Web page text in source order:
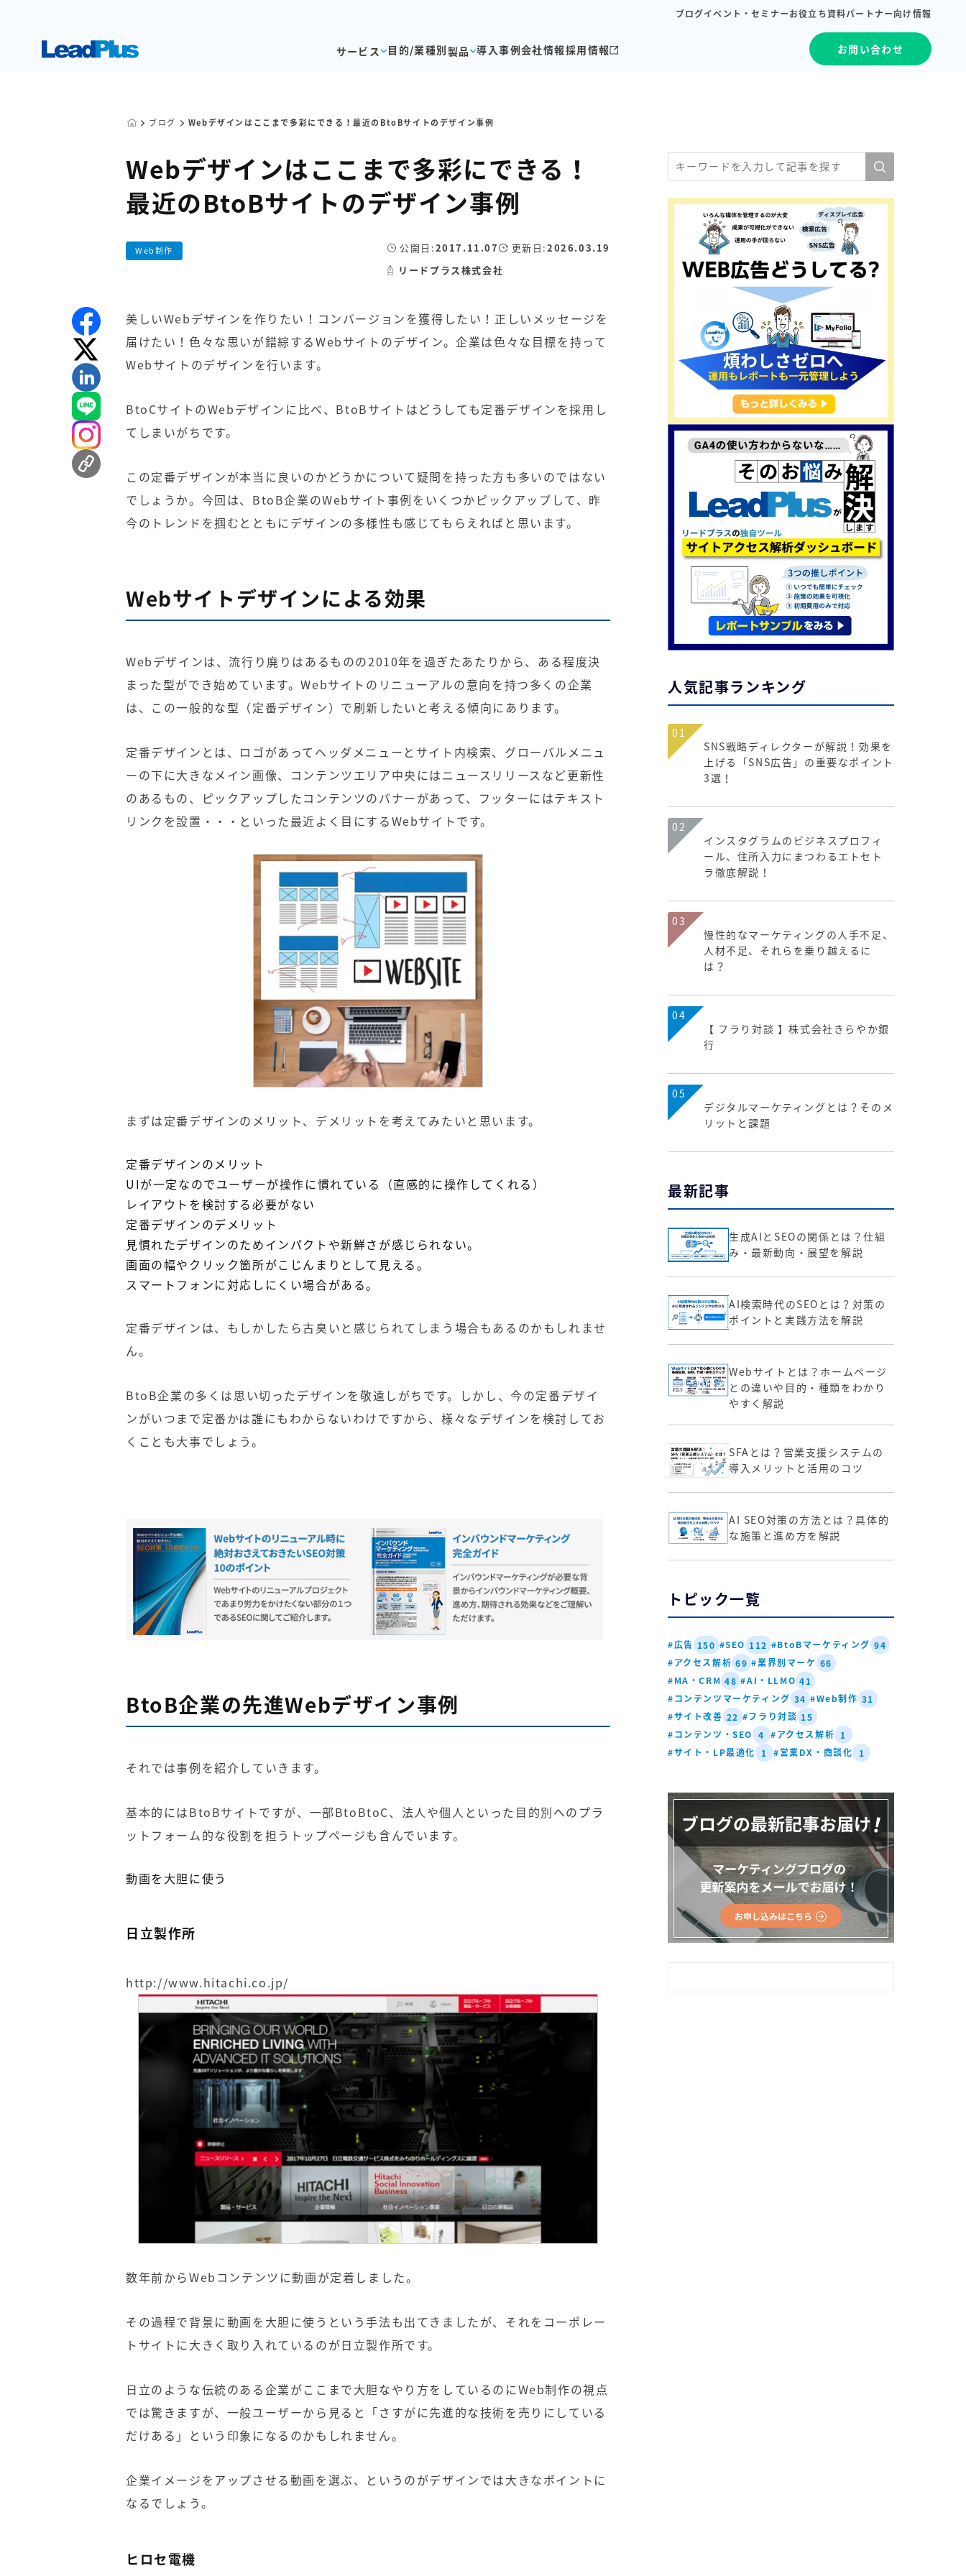
ブログイベント・セミナーお役立ち資料パートナー向け情報
サービス 目的/業種別製品 導入事例会社情報採用情報 お問い合わせ
ブログ Webデザインはここまで多彩にできる！最近のBtoBサイトのデザイン事例
Webデザインはここまで多彩にできる！
最近のBtoBサイトのデザイン事例
Web制作 公開日:2017.11.07 更新日:2026.03.19
リードプラス株式会社
美しいWebデザインを作りたい！ コンバージョンを獲得したい！正しいメッセージを
届けたい！色々な思いが錯綜するWebサイトのデザイン。企業は色々な目標を持って
Webサイトのデザインを行います。
BtoCサイトのWebデザインに比べ、BtoBサイトはどうしても定番デザインを採用し
てしまいがちです。
この定番デザインが本当に良いのかどうかについて疑問を持った方も多いのではない
でしょうか。今回は、BtoB企業のWebサイト事例をいくつかピックアップして、昨
今のトレンドを掴むとともにデザインの多様性も感じてもらえればと思います。
Webサイトデザインによる効果
Webデザインは、流行り廃りはあるものの2010年を過ぎたあたりから、ある程度決
まった型ができ始めています。Webサイトのリニューアルの意向を持つ多くの企業
は、この一般的な型（定番デザイン）で刷新したいと考える傾向にあります。
定番デザインとは、ロゴがあってヘッダメニューとサイト内検索、グローバルメニュ
ーの下に大きなメイン画像、コンテンツエリア中央にはニュースリリースなど更新性
のあるもの、ピックアップしたコンテンツのバナーがあって、フッターにはテキスト
リンクを設置・・・といった最近よく目にするWebサイトです。
まずは定番デザインのメリット、デメリットを考えてみたいと思います。
定番デザインのメリット
UIが一定なのでユーザーが操作に慣れている（直感的に操作してくれる）
レイアウトを検討する必要がない
定番デザインのデメリット
見慣れたデザインのためインパクトや新鮮さが感じられない。
画面の幅やクリック箇所がこじんまりとして見える。
スマートフォンに対応しにくい場合がある。
定番デザインは、もしかしたら古臭いと感じられてしまう場合もあるのかもしれませ
ん。
BtoB企業の多くは思い切ったデザインを敬遠しがちです。しかし、今の定番デザイ
ンがいつまで定番かは誰にもわからないわけですから、様々なデザインを検討してお
くことも大事でしょう。
BtoB企業の先進Webデザイン事例
それでは事例を紹介していきます。
基本的にはBtoBサイトですが、一部BtoBtoC、法人や個人といった目的別へのプラ
ットフォーム的な役割を担うトップページも含んでいます。
動画を大胆に使う
日立製作所
http://www.hitachi.co.jp/
数年前からWebコンテンツに動画が定着しました。
その過程で背景に動画を大胆に使うという手法も出てきましたが、それをコーポレー
トサイトに大きく取り入れているのが日立製作所です。
日立のような伝統のある企業がここまで大胆なやり方をしているのにWeb制作の視点
では驚きますが、一般ユーザーから見ると「さすがに先進的な技術を売りにしている
だけある」という印象になるのかもしれません。
企業イメージをアップさせる動画を選ぶ、というのがデザインでは大きなポイントに
なるでしょう。
ヒロセ電機
人気記事ランキング
01
SNS戦略ディレクターが解説！効果を
上げる「SNS広告」の重要なポイント
3選！
02
インスタグラムのビジネスプロフィ
ール、住所入力にまつわるエトセト
ラ徹底解説！
03
慢性的なマーケティングの人手不足、
人材不足、それらを乗り越えるに
は？
04
【 フラり対談 】株式会社きらやか銀
行
05
デジタルマーケティングとは？そのメ
リットと課題
最新記事
生成AIとSEOの関係とは？仕組
み・最新動向・展望を解説
AI検索時代のSEOとは？対策の
ポイントと実践方法を解説
Webサイトとは？ホームページ
との違いや目的・種類をわかり
やすく解説
SFAとは？営業支援システムの
導入メリットと活用のコツ
AI SEO対策の方法とは？具体的
な施策と進め方を解説
トピック一覧
#広告 150 #SEO 112 #BtoBマーケティング 94
#アクセス解析 69 #業界別マーケ 66
#MA・CRM 48 #AI・LLMO 41
#コンテンツマーケティング 34 #Web制作 31
#サイト改善 22 #フラり対談 15
#コンテンツ・SEO 4 #アクセス解析 1
#サイト・LP最適化
1 #営業DX・商談化 1